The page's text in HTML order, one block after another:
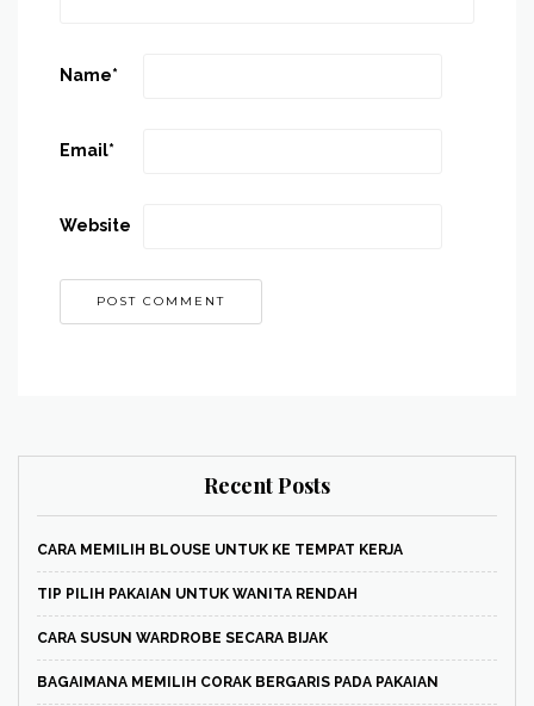
Name*
Email*
Website
Recent Posts
CARA MEMILIH BLOUSE UNTUK KE TEMPAT KERJA
TIP PILIH PAKAIAN UNTUK WANITA RENDAH
CARA SUSUN WARDROBE SECARA BIJAK
BAGAIMANA MEMILIH CORAK BERGARIS PADA PAKAIAN